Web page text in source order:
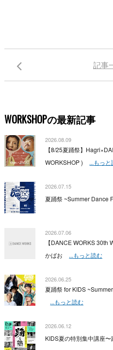
記事
WORKSHOPの最新記事
2026.08.09
【8/25夏踊祭】
WORKSHOP )
...もっと
2026.07.15
夏踊祭 ~Summer Dance
2026.07.06
【DANCE WORKS 30th
かばお
...もっと読む
2026.06.25
夏踊祭 for KIDS
...もっと読む
2026.06.12
KIDS夏の特別集中講座〜